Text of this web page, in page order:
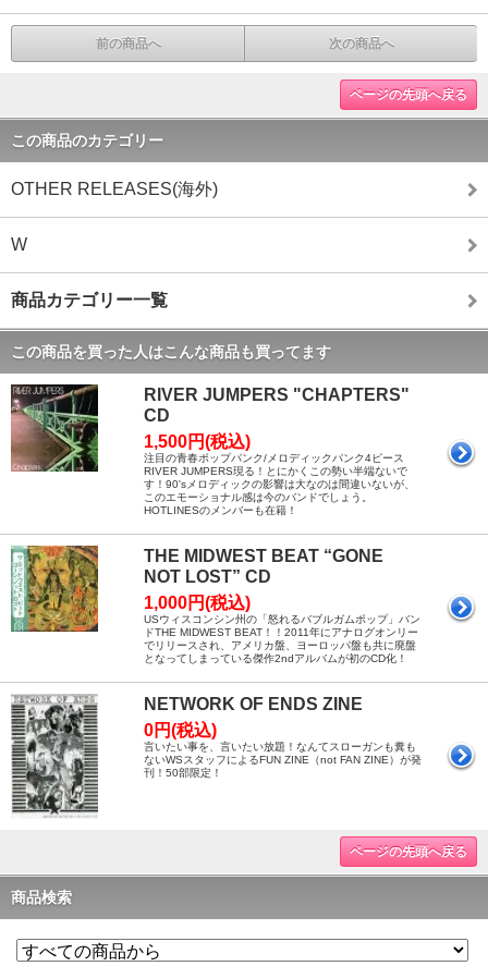
前の商品へ 次の商品へ
ページの先頭へ戻る
この商品のカテゴリー
OTHER RELEASES(海外)
W
商品カテゴリー一覧
この商品を買った人はこんな商品も買ってます
RIVER JUMPERS "CHAPTERS"
CD
1,500円(税込)
注目の青春ポップパンク/メロディックパンク4ピース
RIVER JUMPERS現る！とにかくこの勢い半端ないで
す！90'sメロディックの影響は大なのは間違いないが、
このエモーショナル感は今のバンドでしょう。
HOTLINESのメンバーも在籍！
THE MIDWEST BEAT “GONE
NOT LOST” CD
1,000円(税込)
USウィスコンシン州の「怒れるバブルガムポップ」バン
ドTHE MIDWEST BEAT！！2011年にアナログオンリー
でリリースされ、アメリカ盤、ヨーロッパ盤も共に廃盤
となってしまっている傑作2ndアルバムが初のCD化！
NETWORK OF ENDS ZINE
0円(税込)
言いたい事を、言いたい放題！なんてスローガンも糞も
ないWSスタッフによるFUN ZINE（not FAN ZINE）が発
刊！50部限定！
ページの先頭へ戻る
商品検索